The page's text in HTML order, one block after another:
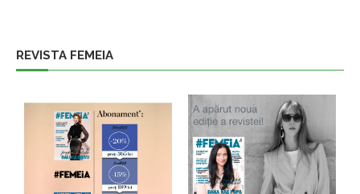
REVISTA FEMEIA